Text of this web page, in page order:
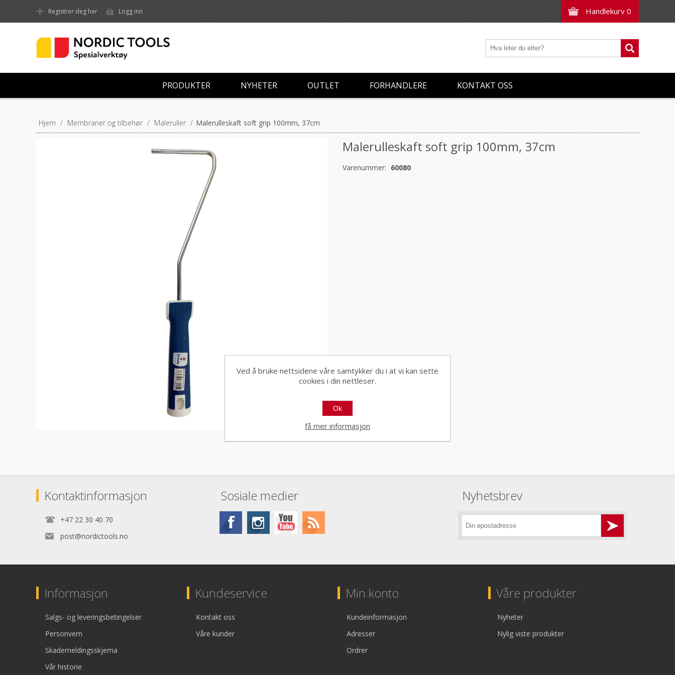
Handlekurv 0
Registrer deg her Logg inn
PRODUKTER NYHETER OUTLET FORHANDLERE KONTAKT OSS
Hjem / Membraner og tilbehør / Maleruller / Malerulleskaft soft grip 100mm, 37cm
Malerulleskaft soft grip 100mm, 37cm
Varenummer: 60080
Kontaktinformasjon
+47 22 30 40 70
post@nordictools.no
Sosiale medier Nyhetsbrev
Informasjon
Salgs- og leveringsbetingelser
Personvern
Skademeldingsskjema
Vår historie
Kundeservice
Kontakt oss
Våre kunder
Min konto
Kundeinformasjon
Adresser
Ordrer
Våre produkter
Nyheter
Nylig viste produkter
Ved å bruke nettsidene våre samtykker du i at vi kan sette
cookies i din nettleser.
Ok
få mer informasjon